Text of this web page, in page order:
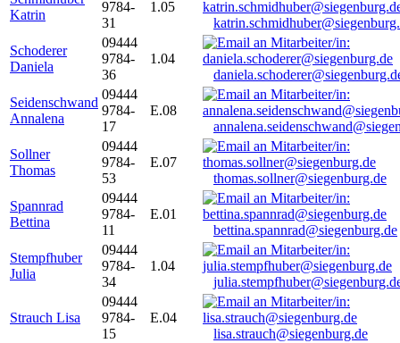
Katrin
9784-
31
1.05
Schoderer
Daniela
09444
9784-
36
1.04
Seidenschwand
Annalena
09444
9784-
17
E.08
Sollner
Thomas
09444
9784-
53
E.07
thomas.sollner@siegenburg.de
Spannrad
Bettina
09444
9784-
11
E.01
bettina.spannrad@siegenburg.de
Stempfhuber
Julia
09444
9784-
34
1.04
Strauch Lisa
09444
9784-
15
E.04
lisa.strauch@siegenburg.de